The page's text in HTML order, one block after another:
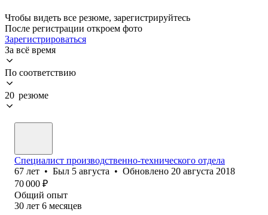
Чтобы видеть все резюме, зарегистрируйтесь
После регистрации откроем фото
Зарегистрироваться
За всё время
По соответствию
20 резюме
Специалист производственно-технического отдела
67 лет • Был 5 августа • Обновлено 20 августа 2018
70 000 ₽
Общий опыт
30 лет 6 месяцев